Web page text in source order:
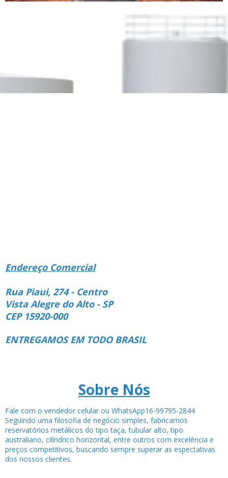
Endereço Comercial
Rua Piaui, 274 - Centro
Vista Alegre do Alto - SP
CEP 15920-000
ENTREGAMOS EM TODO BRASIL
Sobre Nós
Fale com o vendedor celular ou WhatsApp16-99795-2844
Seguindo uma filosofia de negócio simples, fabricamos
reservatórios metálicos do tipo taça, tubular alto, tipo
australiano, cilíndrico horizontal, entre outros com excelência e
preços competitivos, buscando sempre superar as espectativas
dos nossos clientes.